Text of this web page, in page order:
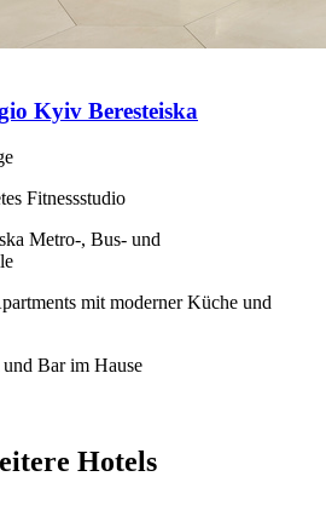
Kyiv Beresteiska
Fitnessstudio
Metro-, Bus- und
mit moderner Küche und
Bar im Hause
Hotels